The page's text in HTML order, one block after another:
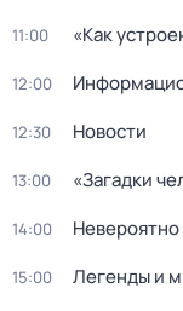
11:00 «Как
12:00
12:30 Новости
13:00 «Загадки
14:00
15:00 Легенды и